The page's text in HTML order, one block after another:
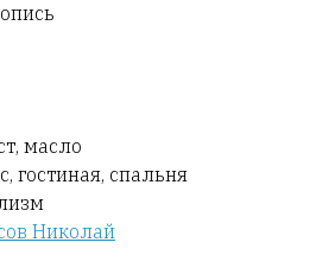
масло
гостиная, спальня
Николай